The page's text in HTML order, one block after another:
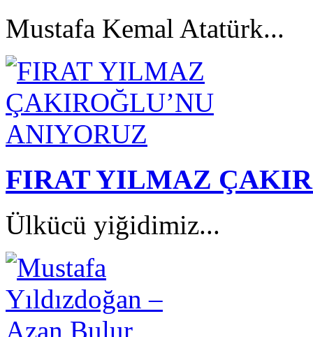
Mustafa Kemal Atatürk...
FIRAT YILMAZ
Ülkücü yiğidimiz...